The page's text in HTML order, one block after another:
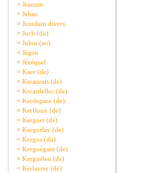
¤ Jeannin
¤ Jehan
¤ Jourdain divers
¤ Juch (du)
¤ Julou (an)
¤ Jégou
¤ Jézéquel
¤ Kaer (de)
¤ Keranrais (de)
¤ Kerardellec (de)
¤ Kerdegace (de)
¤ Kerfloux (de)
¤ Kergoet (de)
¤ Kergorlay (de)
¤ Kergos (du)
¤ Kerguégant (de)
¤ Kerguélen (de)
¤ Kerlazrec (de)